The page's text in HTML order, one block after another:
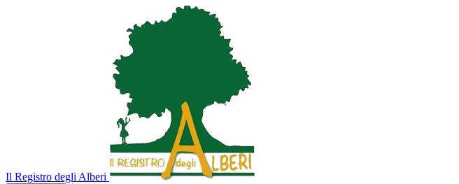
Il Registro degli Alberi